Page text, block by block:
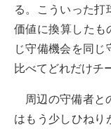
る。こういった
価値に換算したも
じ守備機会を同
比べてどれだけチ
周辺の守備者と
はもう少しひね